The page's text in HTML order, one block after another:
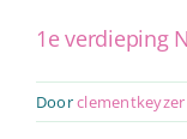
1e verdieping
Doorclementkeyzer